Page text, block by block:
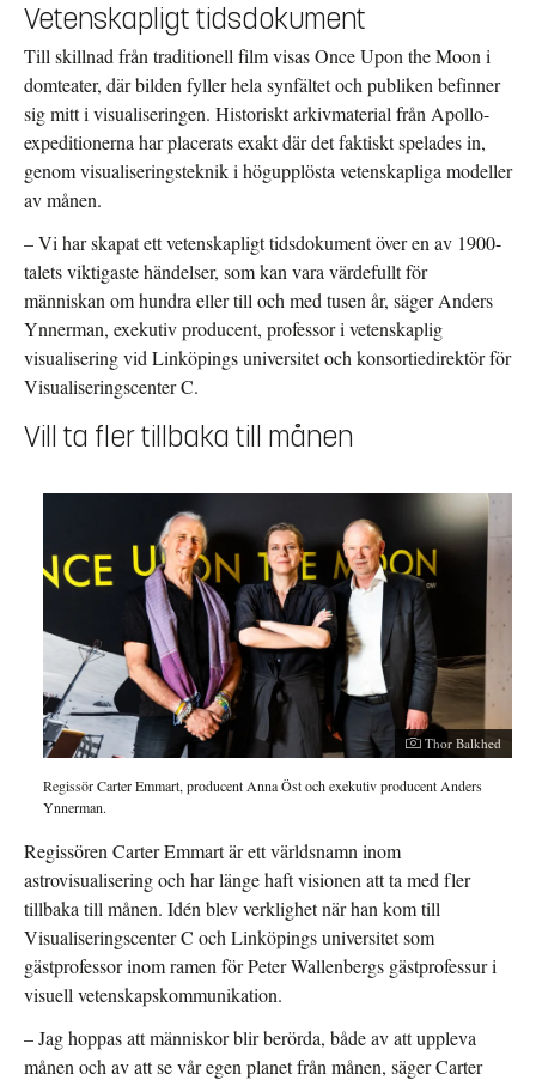
Vetenskapligt tidsdokument
Till skillnad från traditionell film visas Once Upon the Moon i
domteater, där bilden fyller hela synfältet och publiken befinner
sig mitt i visualiseringen. Historiskt arkivmaterial från Apollo-
expeditionerna har placerats exakt där det faktiskt spelades in,
genom visualiseringsteknik i högupplösta vetenskapliga modeller
av månen.
– Vi har skapat ett vetenskapligt tidsdokument över en av 1900-
talets viktigaste händelser, som kan vara värdefullt för
människan om hundra eller till och med tusen år, säger Anders
Ynnerman, exekutiv producent, professor i vetenskaplig
visualisering vid Linköpings universitet och konsortiedirektör för
Visualiseringscenter C.
Vill ta fler tillbaka till månen
Thor Balkhed
Regissör Carter Emmart, producent Anna Öst och exekutiv producent Anders
Ynnerman.
Regissören Carter Emmart är ett världsnamn inom
astrovisualisering och har länge haft visionen att ta med fler
tillbaka till månen. Idén blev verklighet när han kom till
Visualiseringscenter C och Linköpings universitet som
gästprofessor inom ramen för Peter Wallenbergs gästprofessur i
visuell vetenskapskommunikation.
– Jag hoppas att människor blir berörda, både av att uppleva
månen och av att se vår egen planet från månen, säger Carter